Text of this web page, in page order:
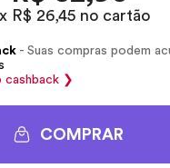
R$ 26,45 no cartão
- Suas compras podem
cashback ❯
COMPRAR